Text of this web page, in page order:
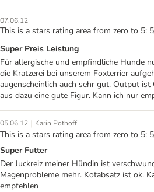
07.06.12
This is a stars rating area from zero to 5:
Super Preis Leistung
Für allergische und empfindliche Hunde
die Kratzerei bei unserem Foxterrier
augenscheinlich auch sehr gut. Output
aus dazu eine gute Figur. Kann ich nur
05.06.12 | Karin Pothoff
This is a stars rating area from zero to 5:
Super Futter
Der Juckreiz meiner Hündin ist
Magenprobleme mehr. Kotabsatz ist ok.
empfehlen